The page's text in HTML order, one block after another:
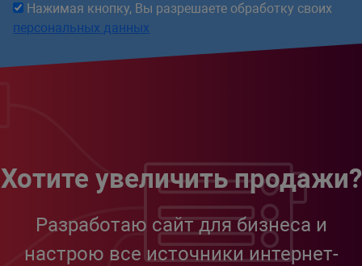
Нажимая кнопку, Вы разрешаете обработку своих
персональных данных
Хотите увеличить продажи?
Разработаю сайт для бизнеса и
настрою все источники интернет-